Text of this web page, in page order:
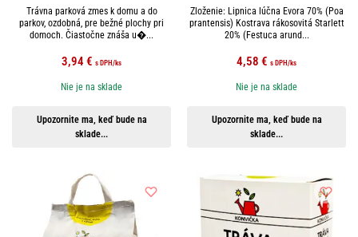
Trávna parková zmes k domu a do
parkov, ozdobná, pre bežné plochy pri
domoch. Čiastočne znáša u�...
3,94 € s DPH /ks
Upozornite ma, keď bude na
sklade...
Nie je na sklade
Zloženie: Lipnica lúčna Evora 70% (Poa
prantensis) Kostrava rákosovitá Starlett
20% (Festuca arund...
4,58 € s DPH /ks
Upozornite ma, keď bude na
sklade...
Nie je na sklade